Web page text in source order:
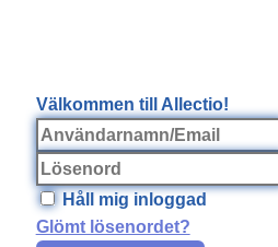
Välkommen till Allectio!
Håll mig inloggad
Glömt lösenordet?